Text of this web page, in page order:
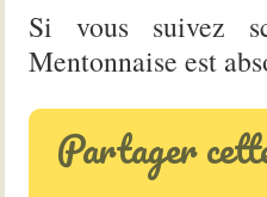
Si vous suivez
Mentonnaise est
Partager